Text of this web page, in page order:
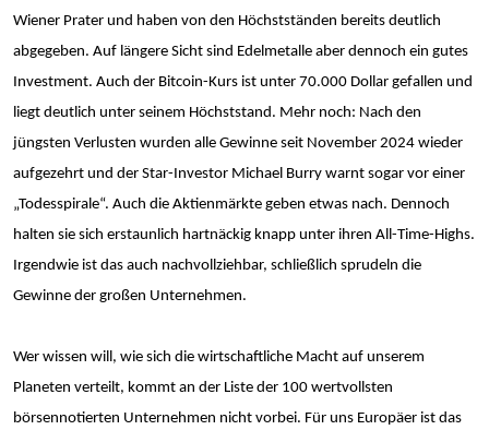
Wiener Prater und haben von den Höchstständen bereits deutlich
abgegeben. Auf längere Sicht sind Edelmetalle aber dennoch ein gutes
Investment. Auch der Bitcoin-Kurs ist unter 70.000 Dollar gefallen und
liegt deutlich unter seinem Höchststand. Mehr noch: Nach den
jüngsten Verlusten wurden alle Gewinne seit November 2024 wieder
aufgezehrt und der Star-Investor Michael Burry warnt sogar vor einer
„Todesspirale“. Auch die Aktienmärkte geben etwas nach. Dennoch
halten sie sich erstaunlich hartnäckig knapp unter ihren All-Time-Highs.
Irgendwie ist das auch nachvollziehbar, schließlich sprudeln die
Gewinne der großen Unternehmen.
Wer wissen will, wie sich die wirtschaftliche Macht auf unserem
Planeten verteilt, kommt an der Liste der 100 wertvollsten
börsennotierten Unternehmen nicht vorbei. Für uns Europäer ist das